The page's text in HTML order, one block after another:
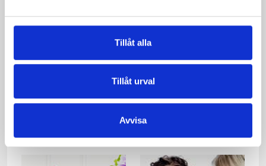
Tillåt alla
Tillåt urval
Avvisa
Sommartårta för många
Chokladmoussetårta